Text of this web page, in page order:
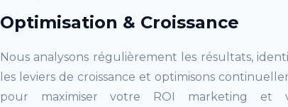
Optimisation & Croissance
Nous analysons régulièrement les résultats,
les leviers de croissance et optimisons
pour maximiser votre ROI marketing et